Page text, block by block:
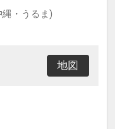
・うるま)
地図